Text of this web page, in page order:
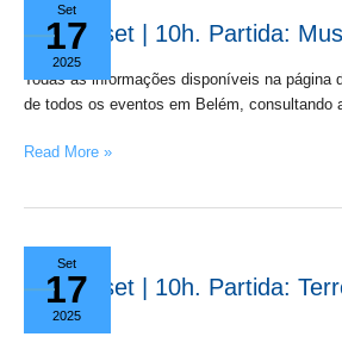
Set
17
2025
21 set | 10h. Partida:
Todas as informações disponíveis na página
de todos os eventos em Belém, consultando
10h.
Partida:
dos
Read More »
Set
17
2025
21 set | 10h. Partida:
Missas.
10h.